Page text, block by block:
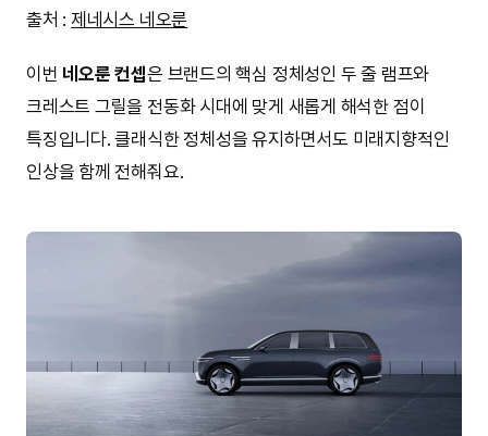
출처 : 제네시스 네오룬
이번 네오룬 컨셉은 브랜드의 핵심 정체성인 두 줄 램프와
크레스트 그릴을 전동화 시대에 맞게 새롭게 해석한 점이
특징입니다. 클래식한 정체성을 유지하면서도 미래지향적인
인상을 함께 전해줘요.